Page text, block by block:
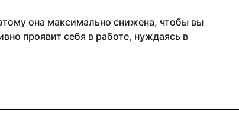
она максимально снижена, чтобы вы
проявит себя в работе, нуждаясь в